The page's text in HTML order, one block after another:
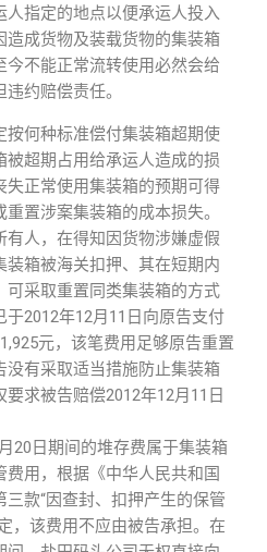
指定的地点以便承运人投入
成货物及装载货物的集装箱
不能正常流转使用必然会给
约赔偿责任。
按何种标准偿付集装箱超期使
超期占用给承运人造成的损
正常使用集装箱的预期可得
置涉案集装箱的成本损失。
人，在得知因货物涉嫌虚假
箱被海关扣押、其在短期内
可采取重置同类集装箱的方式
2012年12月11日向原告支付
元，该笔费用足够原告重置
没有采取适当措施防止集装箱
求被告赔偿2012年12月11日
20日期间的堆存费属于集装箱
用，根据《中华人民共和国
款“因查封、扣押产生的保管
，该费用不应由被告承担。在